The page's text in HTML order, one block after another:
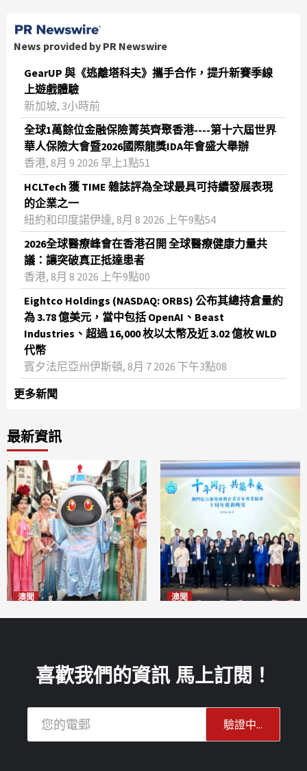
News provided by PR Newswire
GearUP 與《逃離塔科夫》攜手合作，提升新賽季線
上遊戲體驗
新加坡, 3小時前
全球1萬餘位金融保險菁英齊聚香港----第十六屆世界
華人保險大會暨2026國際龍獎IDA年會盛大舉辦
香港, 8月 9 2026 早上1點51
HCLTech 獲 TIME 雜誌評為全球最具可持續發展表現
的企業之一
紐約和印度諾伊達, 8月 8 2026 上午9點54
2026全球醫療峰會在香港召開 全球醫療健康力量共
議：讓突破真正抵達患者
香港, 8月 8 2026 上午9點00
Eightco Holdings (NASDAQ: ORBS) 公布其總持倉量約
為 3.78 億美元，當中包括 OpenAI、Beast
Industries、超過 16,000 枚以太幣及近 3.02 億枚 WLD
代幣
賓夕法尼亞州伊斯頓, 8月 7 2026 下午3點08
更多新聞
最新資訊
澳聞 澳聞
喜歡我們的資訊 馬上訂閱！